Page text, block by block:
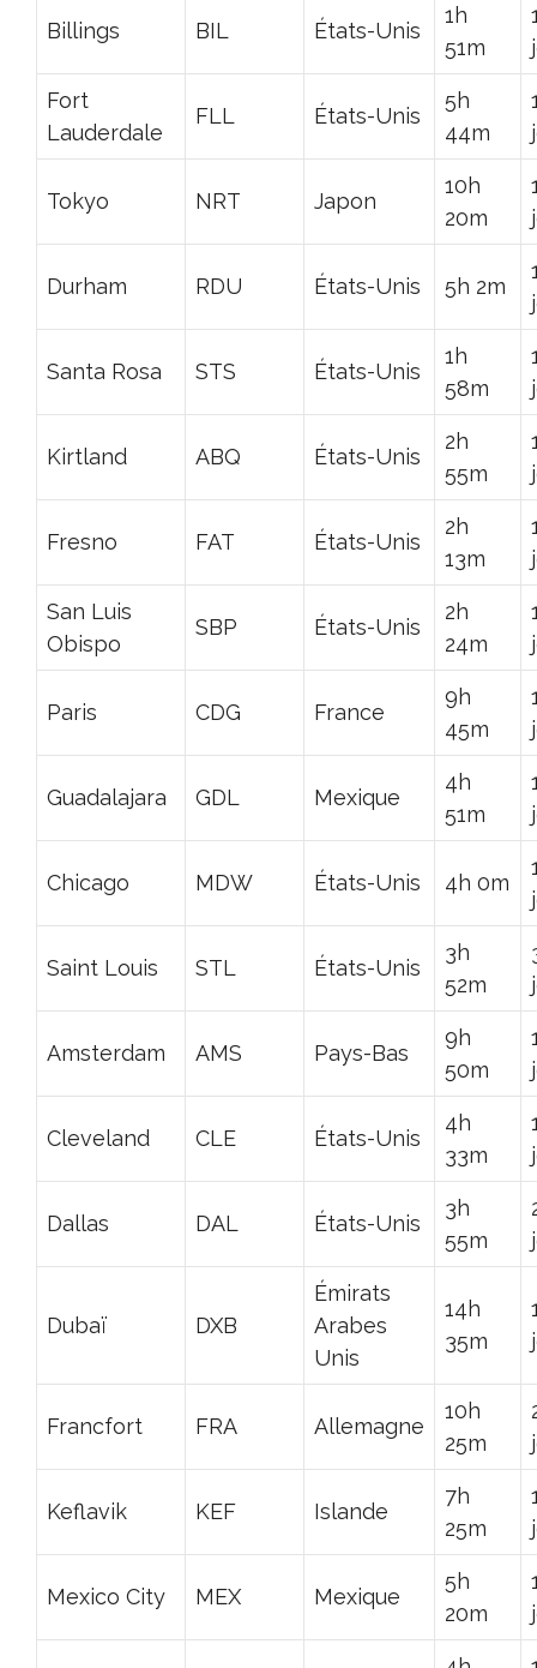
Billings BIL États-Unis
1h
51m
Fort
Lauderdale
FLL États-Unis
5h
44m
Tokyo NRT Japon
10h
20m
Durham RDU États-Unis 5h 2m
Santa Rosa STS États-Unis
1h
58m
Kirtland ABQ États-Unis
2h
55m
Fresno FAT États-Unis
2h
13m
San Luis
Obispo
SBP États-Unis
2h
24m
Paris CDG France
9h
45m
Guadalajara GDL Mexique
4h
51m
Chicago MDW États-Unis 4h 0m
Saint Louis STL États-Unis
3h
52m
Amsterdam AMS Pays-Bas
9h
50m
Cleveland CLE États-Unis
4h
33m
Dallas DAL États-Unis
3h
55m
Dubaï DXB
Émirats
Arabes
Unis
14h
35m
Francfort FRA Allemagne
10h
25m
Keflavik KEF Islande
7h
25m
Mexico City MEX Mexique
5h
20m